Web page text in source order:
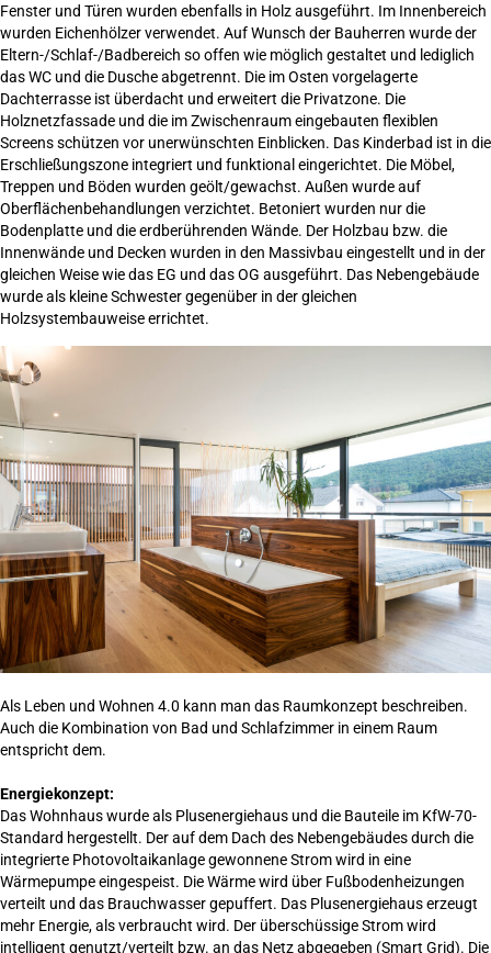
Fenster und Türen wurden ebenfalls in Holz ausgeführt. Im Innenbereich
wurden Eichenhölzer verwendet. Auf Wunsch der Bauherren wurde der
Eltern-/Schlaf-/Badbereich so offen wie möglich gestaltet und lediglich
das WC und die Dusche abgetrennt. Die im Osten vorgelagerte
Dachterrasse ist überdacht und erweitert die Privatzone. Die
Holznetzfassade und die im Zwischenraum eingebauten flexiblen
Screens schützen vor unerwünschten Einblicken. Das Kinderbad ist in die
Erschließungszone integriert und funktional eingerichtet. Die Möbel,
Treppen und Böden wurden geölt/gewachst. Außen wurde auf
Oberflächenbehandlungen verzichtet. Betoniert wurden nur die
Bodenplatte und die erdberührenden Wände. Der Holzbau bzw. die
Innenwände und Decken wurden in den Massivbau eingestellt und in der
gleichen Weise wie das EG und das OG ausgeführt. Das Nebengebäude
wurde als kleine Schwester gegenüber in der gleichen
Holzsystembauweise errichtet.
Als Leben und Wohnen 4.0 kann man das Raumkonzept beschreiben.
Auch die Kombination von Bad und Schlafzimmer in einem Raum
entspricht dem.
Energiekonzept:
Das Wohnhaus wurde als Plusenergiehaus und die Bauteile im KfW-70-
Standard her­gestellt. Der auf dem Dach des Nebengebäudes durch die
integrierte Photovoltaikanlage gewonnene Strom wird in eine
Wärmepumpe eingespeist. Die Wärme wird über Fuß­bodenheizungen
verteilt und das Brauchwasser gepuffert. Das Plusenergiehaus erzeugt
mehr Energie, als verbraucht wird. Der überschüssige Strom wird
intelligent genutzt/verteilt bzw. an das Netz abgegeben (Smart Grid). Die